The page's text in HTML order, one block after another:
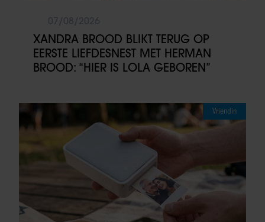
XANDRA BROOD BLIKT TERUG OP
EERSTE LIEFDESNEST MET HERMAN
BROOD: “HIER IS LOLA GEBOREN”
Vriendin